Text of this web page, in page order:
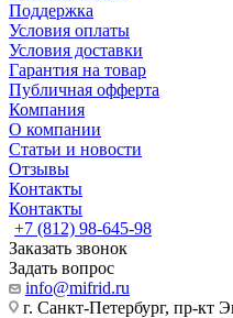
Поддержка
Условия оплаты
Условия доставки
Гарантия на товар
Публичная офферта
Компания
О компании
Статьи и новости
Отзывы
Контакты
Контакты
+7 (812) 98-645-98
Заказать звонок
Задать вопрос
info@mifrid.ru
г. Санкт-Петербург, пр-кт